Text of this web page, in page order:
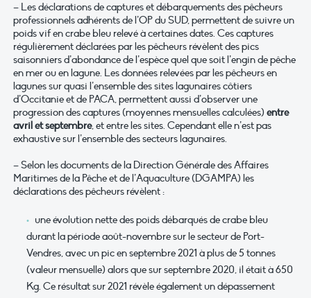
– Les déclarations de captures et débarquements des pêcheurs
professionnels adhérents de l’OP du SUD, permettent de suivre un
poids vif en crabe bleu relevé à certaines dates. Ces captures
régulièrement déclarées par les pêcheurs révèlent des pics
saisonniers d’abondance de l’espèce quel que soit l’engin de pêche
en mer ou en lagune. Les données relevées par les pêcheurs en
lagunes sur quasi l’ensemble des sites lagunaires côtiers
d’Occitanie et de PACA, permettent aussi d’observer une
progression des captures (moyennes mensuelles calculées) entre
avril et septembre, et entre les sites. Cependant elle n’est pas
exhaustive sur l’ensemble des secteurs lagunaires.
– Selon les documents de la Direction Générale des Affaires
Maritimes de la Pêche et de l’Aquaculture (DGAMPA) les
déclarations des pêcheurs révèlent :
une évolution nette des poids débarqués de crabe bleu
durant la période août-novembre sur le secteur de Port-
Vendres, avec un pic en septembre 2021 à plus de 5 tonnes
(valeur mensuelle) alors que sur septembre 2020, il était à 650
Kg. Ce résultat sur 2021 révèle également un dépassement